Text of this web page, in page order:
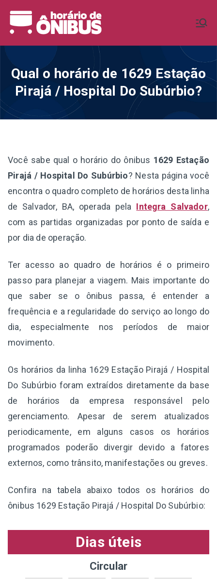
para
Ônibus BR
Horários de Ônibus de todo o
Qual o horário de 1629 Estação
Pirajá / Hospital Do Subúrbio?
Você sabe qual o horário do ônibus 1629 Estação
Pirajá / Hospital Do Subúrbio? Nesta página você
encontra o quadro completo de horários desta linha
de Salvador, BA, operada pela Integra Salvador,
com as partidas organizadas por ponto de saída e
por dia de operação.
Ter acesso ao quadro de horários é o primeiro
passo para planejar a viagem. Mais importante do
que saber se o ônibus passa, é entender a
frequência e a regularidade do serviço ao longo do
dia, especialmente nos períodos de maior
movimento.
Os horários da linha 1629 Estação Pirajá / Hospital
Do Subúrbio foram extraídos diretamente da base
de horários da empresa responsável pelo
gerenciamento. Apesar de serem atualizados
periodicamente, em alguns casos os horários
programados poderão divergir devido a fatores
externos, como trânsito, manifestações ou greves.
Confira na tabela abaixo todos os horários do
ônibus 1629 Estação Pirajá / Hospital Do Subúrbio:
Dias úteis
Circular